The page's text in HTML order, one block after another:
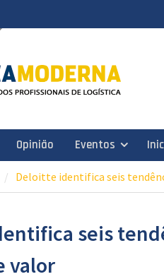
Opinião Eventos
Deloitte identifica seis
seis
valor